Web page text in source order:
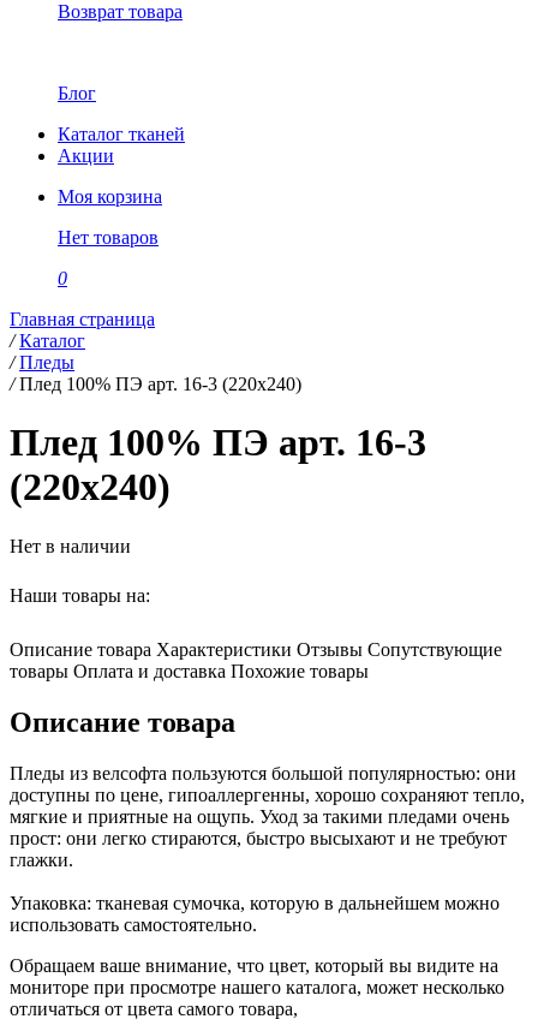
Возврат товара
Блог
Каталог тканей
Акции
Моя корзина
Нет товаров
0
Главная страница
/ Каталог
/ Пледы
/ Плед 100% ПЭ арт. 16-3 (220х240)
Плед 100% ПЭ арт. 16-3
(220х240)
Нет в наличии
Наши товары на:
Описание товара Характеристики Отзывы Сопутствующие
товары Оплата и доставка Похожие товары
Описание товара
Пледы из велсофта пользуются большой популярностью: они
доступны по цене, гипоаллергенны, хорошо сохраняют тепло,
мягкие и приятные на ощупь. Уход за такими пледами очень
прост: они легко стираются, быстро высыхают и не требуют
глажки.
Упаковка: тканевая сумочка, которую в дальнейшем можно
использовать самостоятельно.
Обращаем ваше внимание, что цвет, который вы видите на
мониторе при просмотре нашего каталога, может несколько
отличаться от цвета самого товара,